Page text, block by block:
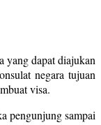
yang dapat diajukan
negara tujuan
visa.
pengunjung sampai